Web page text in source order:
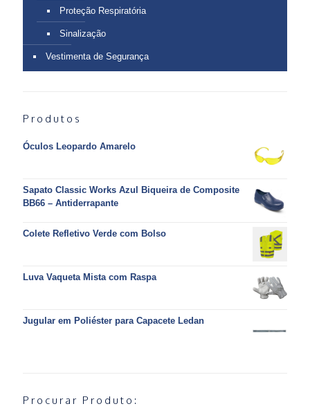
Proteção Respiratória
Sinalização
Vestimenta de Segurança
Produtos
Óculos Leopardo Amarelo
Sapato Classic Works Azul Biqueira de Composite
BB66 – Antiderrapante
Colete Refletivo Verde com Bolso
Luva Vaqueta Mista com Raspa
Jugular em Poliéster para Capacete Ledan
Procurar Produto: